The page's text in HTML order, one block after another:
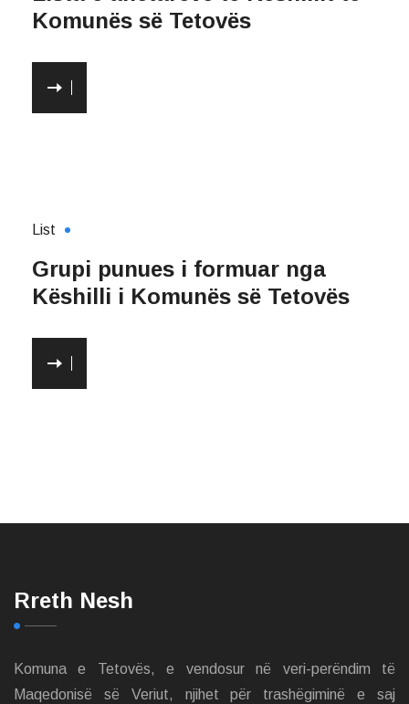
Komunës së Tetovës
List
Grupi punues i formuar nga
Këshilli i Komunës së Tetovës
Rreth Nesh
Komuna e Tetovës, e vendosur në veri-perëndim të
Maqedonisë së Veriut, njihet për trashëgiminë e saj